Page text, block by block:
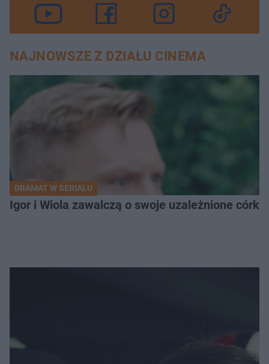
NAJNOWSZE Z DZIAŁU CINEMA
DRAMAT W SERIALU
Igor i Wiola zawalczą o swoje uzależnione